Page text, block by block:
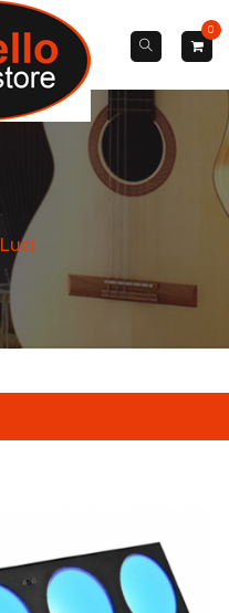
0
Luci